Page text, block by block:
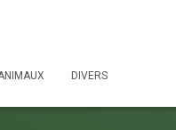
DIVERS